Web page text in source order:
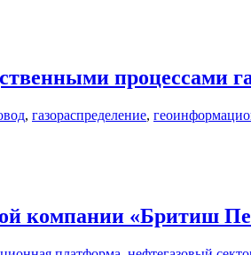
процессами
, газораспределение,
компании «Бритиш